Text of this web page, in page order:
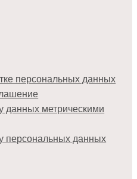
персональных данных
данных метрическими
персональных данных